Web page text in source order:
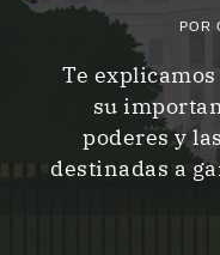
POR
Te
su
poderes y
destinadas a